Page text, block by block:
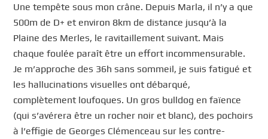
Une tempête sous mon crâne. Depuis Marla, il n’y a que
500m de D+ et environ 8km de distance jusqu’à la
Plaine des Merles, le ravitaillement suivant. Mais
chaque foulée paraît être un effort incommensurable.
Je m’approche des 36h sans sommeil, je suis fatigué et
les hallucinations visuelles ont débarqué,
complètement loufoques. Un gros bulldog en faïence
(qui s’avérera être un rocher noir et blanc), des pochoirs
à l’effigie de Georges Clémenceau sur les contre-